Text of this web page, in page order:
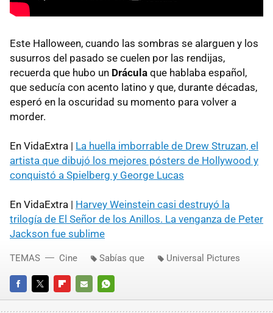
Este Halloween, cuando las sombras se alarguen y los
susurros del pasado se cuelen por las rendijas,
recuerda que hubo un Drácula que hablaba español,
que seducía con acento latino y que, durante décadas,
esperó en la oscuridad su momento para volver a
morder.
En VidaExtra | La huella imborrable de Drew Struzan, el
artista que dibujó los mejores pósters de Hollywood y
conquistó a Spielberg y George Lucas
En VidaExtra | Harvey Weinstein casi destruyó la
trilogía de El Señor de los Anillos. La venganza de Peter
Jackson fue sublime
FACEBOOKTWITTERFLIPBOARD
E- WHATSAPP
TEMAS Cine Sabías que Universal Pictures